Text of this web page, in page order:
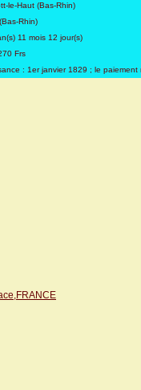
le-Haut (Bas-Rhin)
Rhin)
11 mois 12 jour(s)
Frs
: 1er janvier 1829 ; le